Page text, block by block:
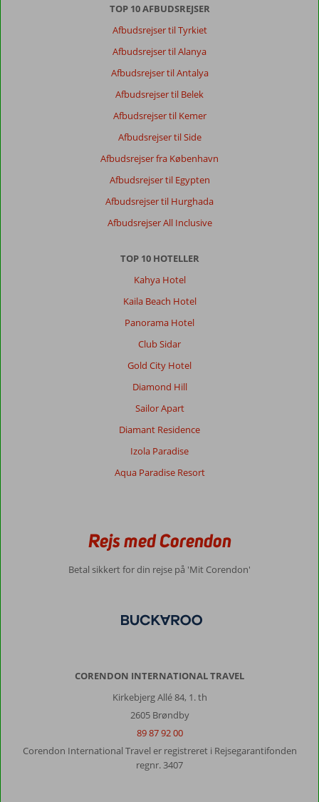
TOP 10 AFBUDSREJSER
Afbudsrejser til Tyrkiet
Afbudsrejser til Alanya
Afbudsrejser til Antalya
Afbudsrejser til Belek
Afbudsrejser til Kemer
Afbudsrejser til Side
Afbudsrejser fra København
Afbudsrejser til Egypten
Afbudsrejser til Hurghada
Afbudsrejser All Inclusive
TOP 10 HOTELLER
Kahya Hotel
Kaila Beach Hotel
Panorama Hotel
Club Sidar
Gold City Hotel
Diamond Hill
Sailor Apart
Diamant Residence
Izola Paradise
Aqua Paradise Resort
Rejs med Corendon
Betal sikkert for din rejse på 'Mit Corendon'
CORENDON INTERNATIONAL TRAVEL
Kirkebjerg Allé 84, 1. th
2605 Brøndby
89 87 92 00
Corendon International Travel er registreret i Rejsegarantifonden
regnr. 3407